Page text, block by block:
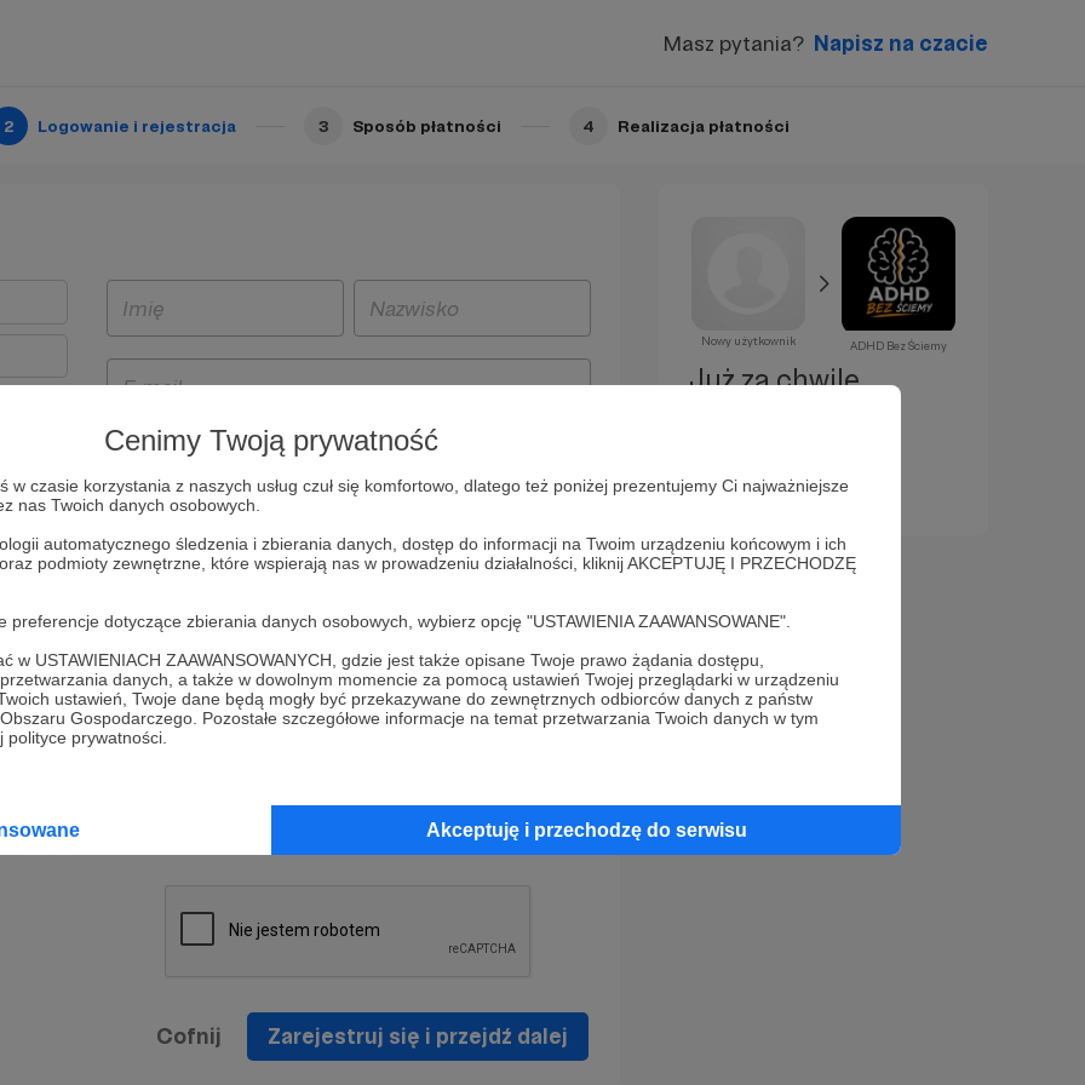
Cenimy Twoją prywatność
w czasie korzystania z naszych usług czuł się komfortowo, dlatego też poniżej prezentujemy Ci najważniejsze
nas Twoich danych osobowych.
automatycznego śledzenia i zbierania danych, dostęp do informacji na Twoim urządzeniu końcowym i ich
podmioty zewnętrzne, które wspierają nas w prowadzeniu działalności, kliknij AKCEPTUJĘ I PRZECHODZĘ
dotyczące zbierania danych osobowych, wybierz opcję "USTAWIENIA ZAAWANSOWANE".
w USTAWIENIACH ZAAWANSOWANYCH, gdzie jest także opisane Twoje prawo żądania dostępu,
danych, a także w dowolnym momencie za pomocą ustawień Twojej przeglądarki w urządzeniu
ustawień, Twoje dane będą mogły być przekazywane do zewnętrznych odbiorców danych z państw
Gospodarczego. Pozostałe szczegółowe informacje na temat przetwarzania Twoich danych w tym
prywatności.
Akceptuję i przechodzę do serwisu
Masz pytania? Napisz na czacie
2 Logowanie i rejestracja 3 Sposób płatności 4 Realizacja płatności
i
będą
z
prawo
na
Politykę Prywatności
* Wyrażam zgodę na przetwarzanie moich danych
osobowych podanych w formularzu rejestracyjnym w celu
prawidłowego świadczenia usług serwisu Patronite.
informacji handlowych - newslettera. Opcja ta może zostać
Cofnij Zarejestruj się i przejdź dalej
Nowy użytkownik ADHD Bez Ściemy
Już za chwilę